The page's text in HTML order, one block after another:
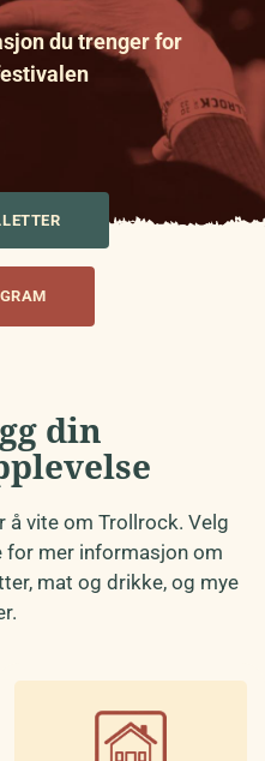
du trenger for
din
å vite om Trollrock. Velg
for mer informasjon om
mat og drikke, og mye